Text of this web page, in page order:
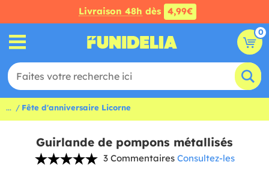
Livraison 48h dès 4,99€
0
... Fête d'anniversaire Licorne
Guirlande de pompons métallisés
3 Commentaires Consultez-les